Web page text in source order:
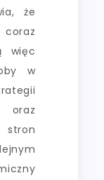
że
więc
w